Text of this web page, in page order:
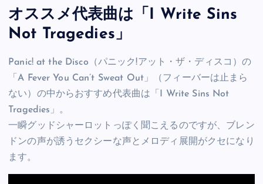
オススメ代表曲は「I Write Sins
Not Tragedies」
Panic! at the Disco（パニック!アット・ザ・ディスコ）の
「A Fever You Can’t Sweat Out」（フィーバーは止まら
ない）の中からおすすめ代表曲は「I Write Sins Not
Tragedies」。
一瞬グッドシャーロットっぽく聞こえるのですが、ブレン
ドンの声が誘うセクシーな声とメロディ展開がクセになり
ます。